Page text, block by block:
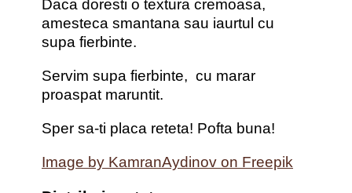
Daca doresti o textura cremoasa,
amesteca smantana sau iaurtul cu
supa fierbinte.
Servim supa fierbinte, cu marar
proaspat maruntit.
Sper sa-ti placa reteta! Pofta buna!
Image by KamranAydinov on Freepik